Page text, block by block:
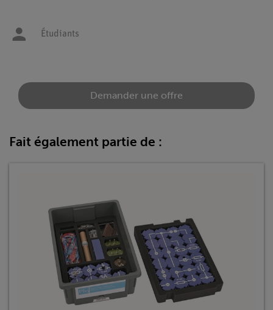
Étudiants
Demander une offre
Fait également partie de :